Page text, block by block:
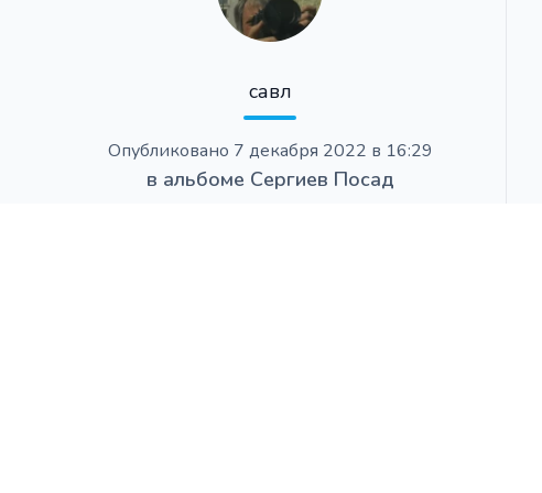
савл
Опубликовано 7 декабря 2022 в 16:29
в альбоме Сергиев Посад